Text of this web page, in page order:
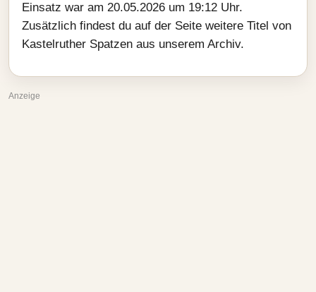
Einsatz war am 20.05.2026 um 19:12 Uhr.
Zusätzlich findest du auf der Seite weitere Titel von
Kastelruther Spatzen aus unserem Archiv.
Anzeige